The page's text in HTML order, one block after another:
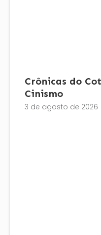
Crônicas do
Cinismo
3 de agosto de 2026